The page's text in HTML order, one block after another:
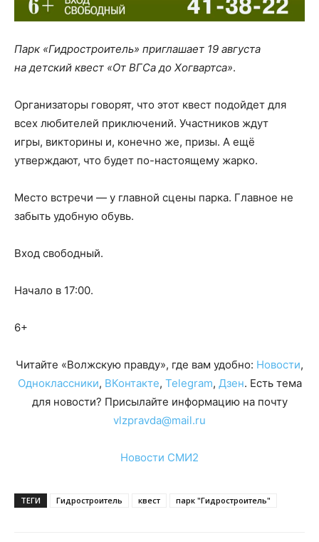
Парк «Гидростроитель» приглашает 19 августа
на детский квест «От ВГСа до Хогвартса».
Организаторы говорят, что этот квест подойдет для
всех любителей приключений. Участников ждут
игры, викторины и, конечно же, призы. А ещё
утверждают, что будет по-настоящему жарко.
Место встречи — у главной сцены парка. Главное не
забыть удобную обувь.
Вход свободный.
Начало в 17:00.
6+
Читайте «Волжскую правду», где вам удобно: Новости,
Одноклассники, ВКонтакте, Telegram, Дзен. Есть тема
для новости? Присылайте информацию на почту
vlzpravda@mail.ru
Новости СМИ2
ТЕГИ Гидростроитель квест парк "Гидростроитель"